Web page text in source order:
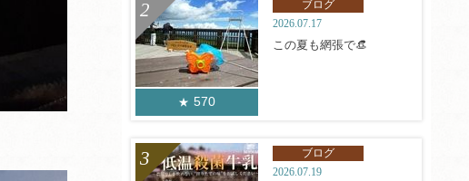
570
ブログ
2026.07.17
この夏も網張で👒
ブログ
2026.07.19